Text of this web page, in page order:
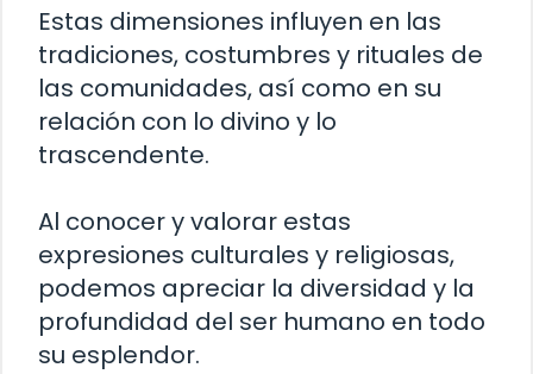
Estas dimensiones influyen en las
tradiciones, costumbres y rituales de
las comunidades, así como en su
relación con lo divino y lo
trascendente.
Al conocer y valorar estas
expresiones culturales y religiosas,
podemos apreciar la diversidad y la
profundidad del ser humano en todo
su esplendor.